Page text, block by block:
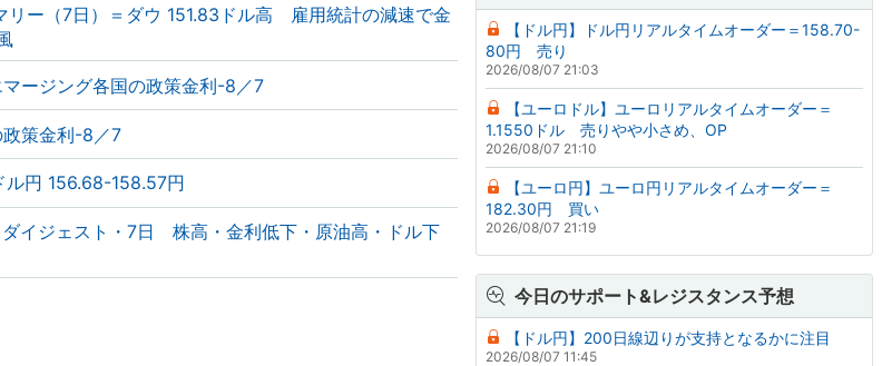
リー（7日）＝ダウ 151.83ドル高 雇用統計の減速で金
ージング各国の政策金利-8／7
策金利-8／7
円 156.68-158.57円
イジェスト・7日 株高・金利低下・原油高・ドル下
【ドル円】ドル円リアルタイムオーダー＝158.70-
80円 売り
2026/08/07 21:03
【ユーロドル】ユーロリアルタイムオーダー＝
1.1550ドル 売りやや小さめ、OP
2026/08/07 21:10
【ユーロ円】ユーロ円リアルタイムオーダー＝
182.30円 買い
2026/08/07 21:19
今日のサポート&レジスタンス予想
【ドル円】200日線辺りが支持となるかに注目
2026/08/07 11:45